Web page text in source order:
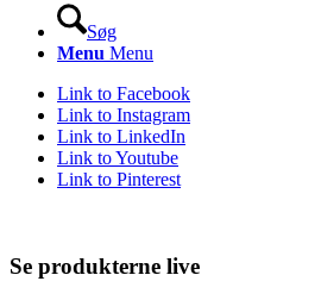
Søg
Menu Menu
Link to Facebook
Link to Instagram
Link to LinkedIn
Link to Youtube
Link to Pinterest
Se produkterne live